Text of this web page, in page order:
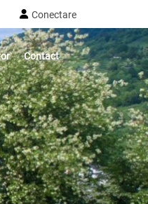
Conectare
Contact